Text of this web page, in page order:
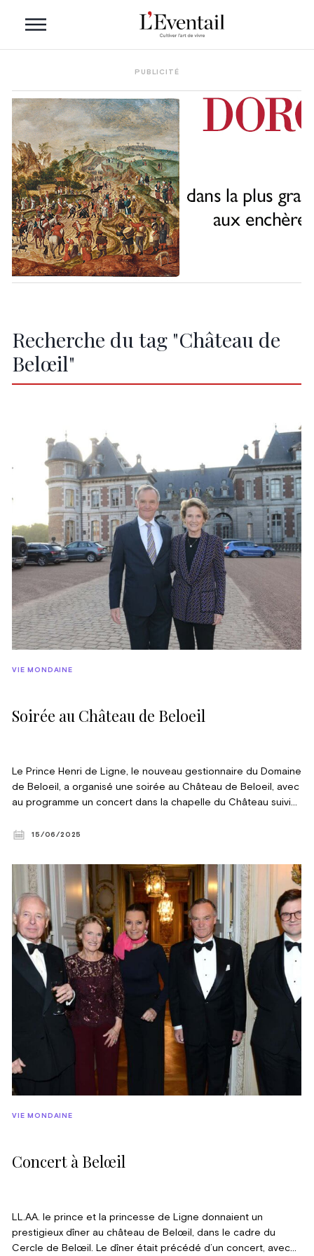
PUBLICITÉ
Recherche du tag "Château de
Belœil"
Soirée au Château de Beloeil
VIE MONDAINE
Le Prince Henri de Ligne, le nouveau gestionnaire du Domaine
de Beloeil, a organisé une soirée au Château de Beloeil, avec
au programme un concert dans la chapelle du Château suivi
15/06/2025
Concert à Belœil
VIE MONDAINE
LL.AA. le prince et la princesse de Ligne donnaient un
prestigieux dîner au château de Belœil, dans le cadre du
Cercle de Belœil. Le dîner était précédé d’un concert, avec